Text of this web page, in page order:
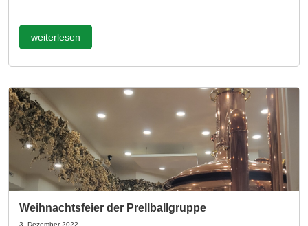
weiterlesen
Weihnachtsfeier der Prellballgruppe
3. Dezember 2022